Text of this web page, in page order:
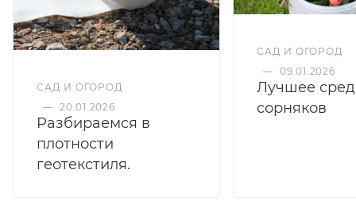
САД И ОГОРОД
— 20.01.2026
Разбираемся в
плотности
геотекстиля.
САД И ОГОРОД
— 09.01.2026
Лучшее
сорняков